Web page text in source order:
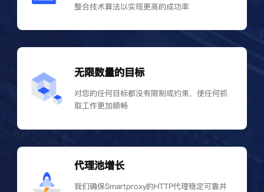
整合技术算法以实现更高的成功率
无限数量的目标
对您的任何目标都没有限制或约束，使任何抓
取工作更加顺畅
代理池增长
我们确保Smartproxy的HTTP代理稳定可靠并